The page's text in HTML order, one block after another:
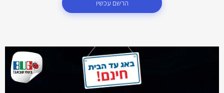
הרשם עכשיו